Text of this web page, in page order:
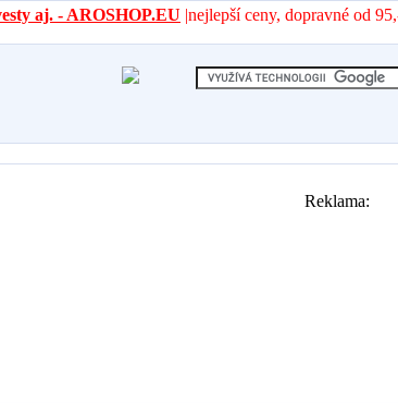
aj. - AROSHOP.EU |nejlepší ceny, dopravné od
Reklama: